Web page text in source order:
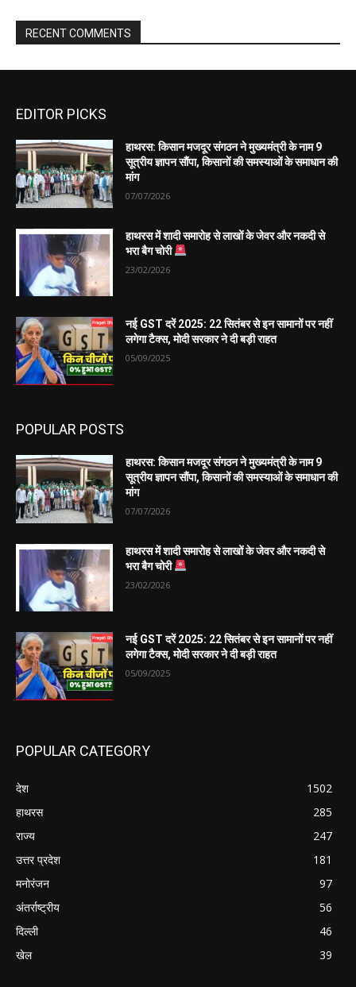
EDITOR PICKS
हाथरस: किसान मजदूर संगठन ने मुख्यमंत्री के नाम 9
सूत्रीय ज्ञापन सौंपा, किसानों की समस्याओं के समाधान की
मांग
07/07/2026
हाथरस में शादी समारोह से लाखों के जेवर और नकदी से
भरा बैग चोरी
23/02/2026
नई GST दरें 2025: 22 सितंबर से इन सामानों पर नहीं
लगेगा टैक्स, मोदी सरकार ने दी बड़ी राहत
05/09/2025
POPULAR POSTS
हाथरस: किसान मजदूर संगठन ने मुख्यमंत्री के नाम 9
सूत्रीय ज्ञापन सौंपा, किसानों की समस्याओं के समाधान की
मांग
07/07/2026
हाथरस में शादी समारोह से लाखों के जेवर और नकदी से
भरा बैग चोरी
23/02/2026
नई GST दरें 2025: 22 सितंबर से इन सामानों पर नहीं
लगेगा टैक्स, मोदी सरकार ने दी बड़ी राहत
05/09/2025
POPULAR CATEGORY
देश
1502
हाथरस
285
राज्य
247
उत्तर प्रदेश
181
मनोरंजन
97
अंतर्राष्ट्रीय
56
दिल्ली
46
खेल
39